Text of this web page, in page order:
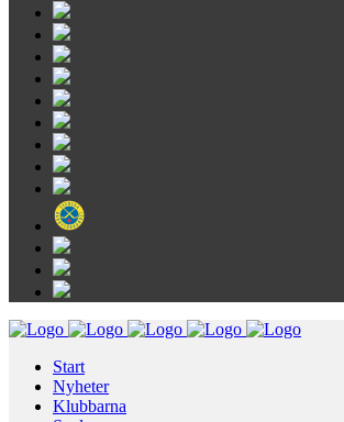
Start
Nyheter
Klubbarna